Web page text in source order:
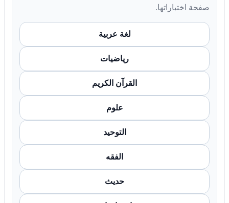
صفحة اختباراتها.
لغة عربية
رياضيات
القرآن الكريم
علوم
التوحيد
الفقه
حديث